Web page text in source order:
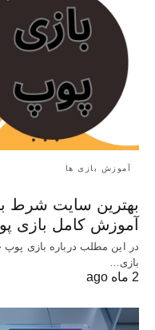
آموزش بازی ها
بهترین سایت شرط
آموزش کامل بازی
در این مطلب درباره بازی پوپ
بازی…
2 ماه ago